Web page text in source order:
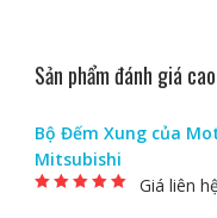
Sản phẩm đánh giá cao
Bộ Đếm Xung của
Mitsubishi
Giá liên hệ